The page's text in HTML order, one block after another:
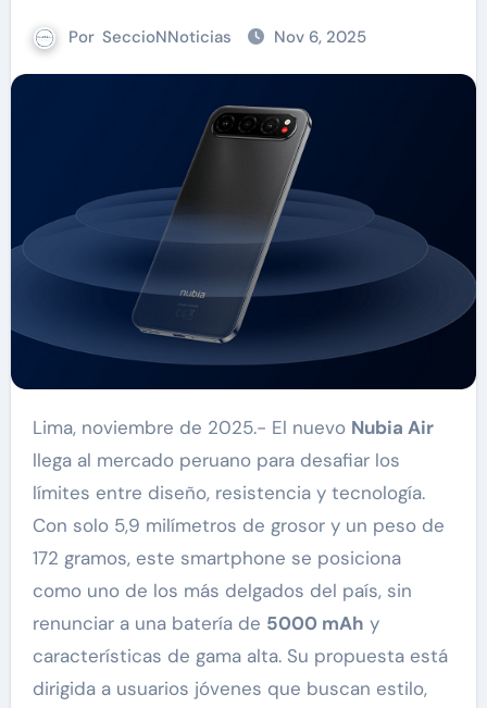
Por SeccioNNoticias Nov 6, 2025
Lima, noviembre de 2025.- El nuevo Nubia Air
llega al mercado peruano para desafiar los
límites entre diseño, resistencia y tecnología.
Con solo 5,9 milímetros de grosor y un peso de
172 gramos, este smartphone se posiciona
como uno de los más delgados del país, sin
renunciar a una batería de 5000 mAh y
características de gama alta. Su propuesta está
dirigida a usuarios jóvenes que buscan estilo,